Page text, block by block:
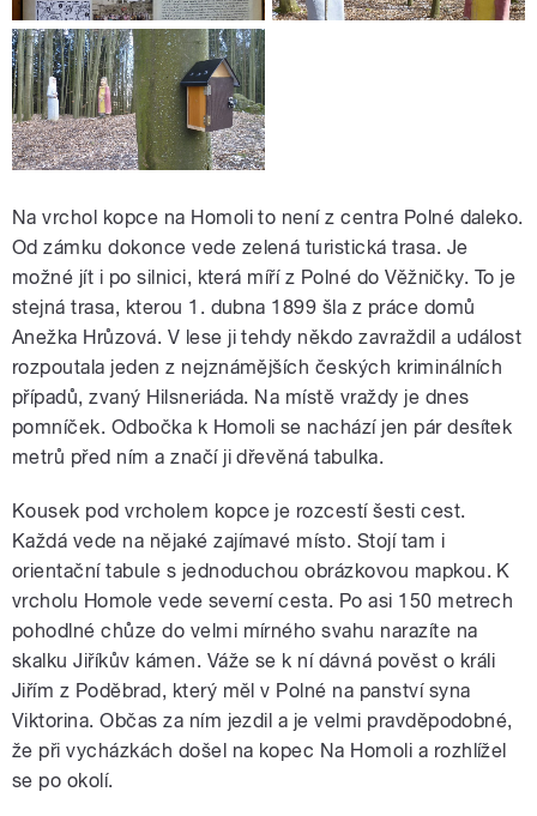
Na vrchol kopce na Homoli to není z centra Polné daleko.
Od zámku dokonce vede zelená turistická trasa. Je
možné jít i po silnici, která míří z Polné do Věžničky. To je
stejná trasa, kterou 1. dubna 1899 šla z práce domů
Anežka Hrůzová. V lese ji tehdy někdo zavraždil a událost
rozpoutala jeden z nejznámějších českých kriminálních
případů, zvaný Hilsneriáda. Na místě vraždy je dnes
pomníček. Odbočka k Homoli se nachází jen pár desítek
metrů před ním a značí ji dřevěná tabulka.
Kousek pod vrcholem kopce je rozcestí šesti cest.
Každá vede na nějaké zajímavé místo. Stojí tam i
orientační tabule s jednoduchou obrázkovou mapkou. K
vrcholu Homole vede severní cesta. Po asi 150 metrech
pohodlné chůze do velmi mírného svahu narazíte na
skalku Jiříkův kámen. Váže se k ní dávná pověst o králi
Jiřím z Poděbrad, který měl v Polné na panství syna
Viktorina. Občas za ním jezdil a je velmi pravděpodobné,
že při vycházkách došel na kopec Na Homoli a rozhlížel
se po okolí.